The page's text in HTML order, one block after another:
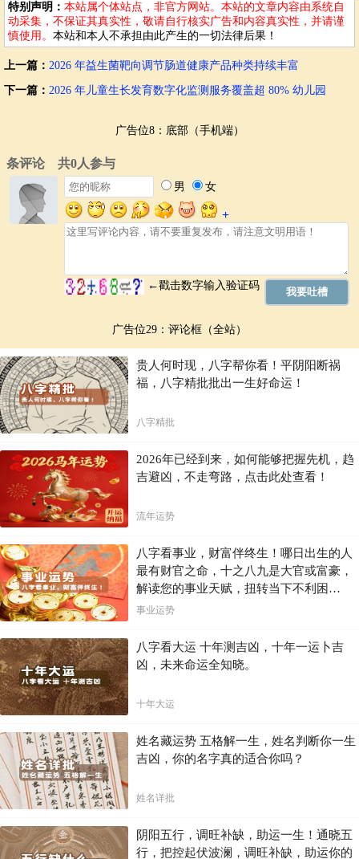
特别声明： 本站属个体站点，非官方网站。本站的文章内容由系统自
动采集，不保证其真实性，敬请自行核实广告和内容真实性，并请谨
慎使用。 本站和本人不承担由此产生的一切法律后果！
上一篇： 2026 年益生菌靶向调节肠道健康产品种类持续丰富
下一篇： 2026 年儿童生长发育数字化监测服务覆盖超 80% 幼儿园
广告位8：底部（手机端）
广告位29：评论框（全站）
贵人何时现，八字帮你看！平阴阳断祸
福，八字精批批出一生好命运！
八字精批
2026年已经到来，如何能够把握先机，趋
吉避凶，不走弯路，点击此处查看！
流年运势
八字看事业，财富伴终生！哪日出生的人
最有财官之命，十之八九是大官或富豪，
解读您的事业天赋，扭转当下不利困
局！！
事业运势
八字看大运 十年测吉凶，十年一运卜吉
凶，未来命运全知晓。
十年大运
姓名藏运势 五格解一生，姓名判断你一生
吉凶，你的名字真的适合你吗？
姓名详批
阴阳五行，调旺补缺，助运一生！通晓五
行，把控起伏波澜，调旺补缺，助运你的